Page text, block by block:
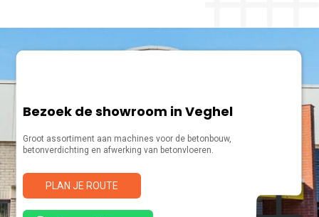
Bezoek de showroom in Veghel
Groot assortiment aan machines voor de betonbouw,
betonverdichting en afwerking van betonvloeren.
PLAN JE ROUTE